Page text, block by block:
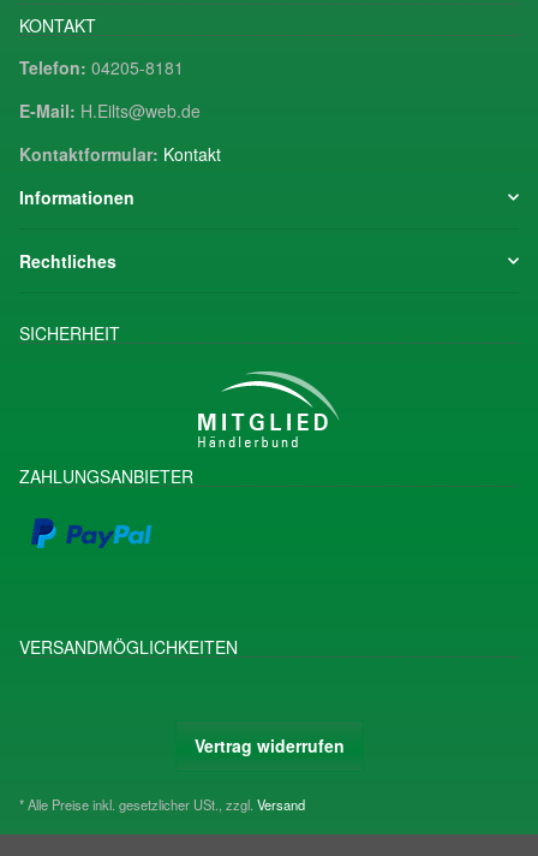
KONTAKT
Telefon: 04205-8181
E-Mail: H.Eilts@web.de
Kontaktformular: Kontakt
Informationen
Rechtliches
SICHERHEIT
ZAHLUNGSANBIETER
VERSANDMÖGLICHKEITEN
Vertrag widerrufen
* Alle Preise inkl. gesetzlicher USt., zzgl. Versand